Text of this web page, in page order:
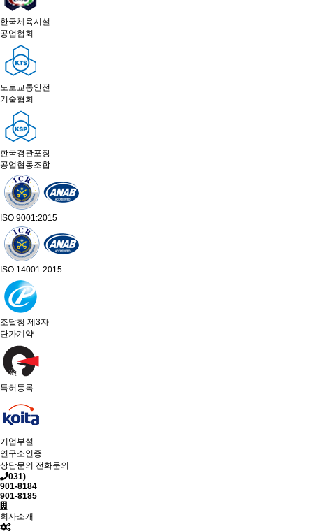
한국체육시설
공업협회
도로교통안전
기술협회
한국경관포장
공업협동조합
ISO 9001:2015
ISO 14001:2015
조달청 제3자
단가계약
특허등록
기업부설
연구소인증
상담문의 전화문의
031)
901-8184
901-8185
회사소개